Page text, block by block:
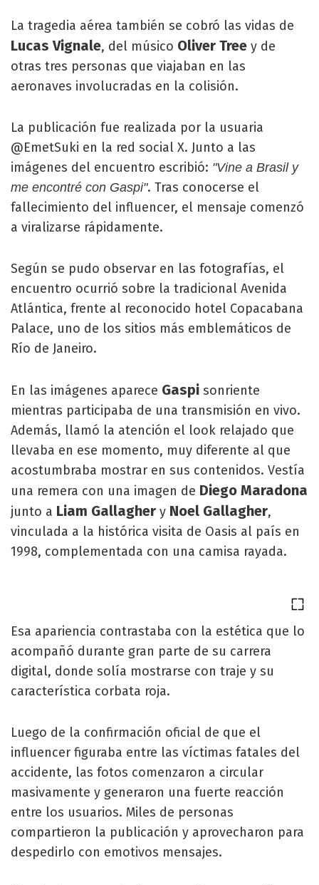
La tragedia aérea también se cobró las vidas de
Lucas Vignale, del músico Oliver Tree y de
otras tres personas que viajaban en las
aeronaves involucradas en la colisión.
La publicación fue realizada por la usuaria
@EmetSuki en la red social X. Junto a las
imágenes del encuentro escribió: "Vine a Brasil y
me encontré con Gaspi". Tras conocerse el
fallecimiento del influencer, el mensaje comenzó
a viralizarse rápidamente.
Según se pudo observar en las fotografías, el
encuentro ocurrió sobre la tradicional Avenida
Atlántica, frente al reconocido hotel Copacabana
Palace, uno de los sitios más emblemáticos de
Río de Janeiro.
En las imágenes aparece Gaspi sonriente
mientras participaba de una transmisión en vivo.
Además, llamó la atención el look relajado que
llevaba en ese momento, muy diferente al que
acostumbraba mostrar en sus contenidos. Vestía
una remera con una imagen de Diego Maradona
junto a Liam Gallagher y Noel Gallagher,
vinculada a la histórica visita de Oasis al país en
1998, complementada con una camisa rayada.
Esa apariencia contrastaba con la estética que lo
acompañó durante gran parte de su carrera
digital, donde solía mostrarse con traje y su
característica corbata roja.
Luego de la confirmación oficial de que el
influencer figuraba entre las víctimas fatales del
accidente, las fotos comenzaron a circular
masivamente y generaron una fuerte reacción
entre los usuarios. Miles de personas
compartieron la publicación y aprovecharon para
despedirlo con emotivos mensajes.